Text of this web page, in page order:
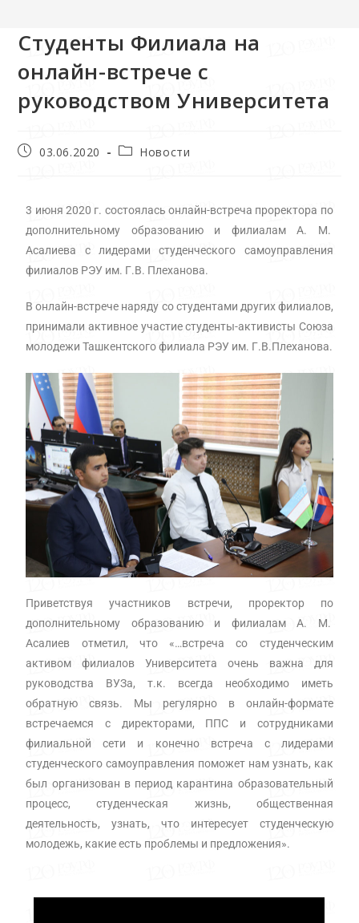
Студенты Филиала на
онлайн-встрече с
руководством Университета
03.06.2020 Новости
3 июня 2020 г. состоялась онлайн-встреча проректора по
дополнительному образованию и филиалам А. М.
Асалиева с лидерами студенческого самоуправления
филиалов РЭУ им. Г.В. Плеханова.
В онлайн-встрече наряду со студентами других филиалов,
принимали активное участие студенты-активисты Союза
молодежи Ташкентского филиала РЭУ им. Г.В.Плеханова.
Приветствуя участников встречи, проректор по
дополнительному образованию и филиалам А. М.
Асалиев отметил, что «…встреча со студенческим
активом филиалов Университета очень важна для
руководства ВУЗа, т.к. всегда необходимо иметь
обратную связь. Мы регулярно в онлайн-формате
встречаемся с директорами, ППС и сотрудниками
филиальной сети и конечно встреча с лидерами
студенческого самоуправления поможет нам узнать, как
был организован в период карантина образовательный
процесс, студенческая жизнь, общественная
деятельность, узнать, что интересует студенческую
молодежь, какие есть проблемы и предложения».